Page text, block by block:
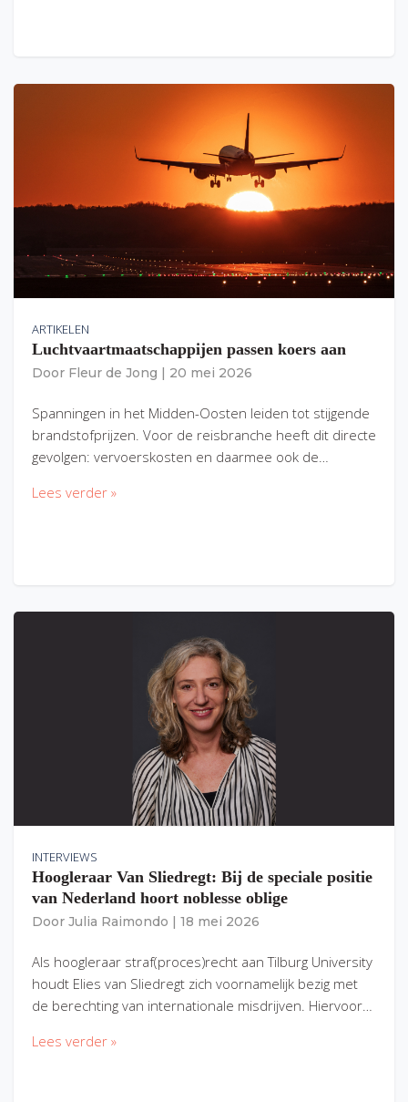
ARTIKELEN
Luchtvaartmaatschappijen passen koers aan
Door Fleur de Jong 20 mei 2026
Spanningen in het Midden-Oosten leiden tot stijgende
brandstofprijzen. Voor de reisbranche heeft dit directe
gevolgen: vervoerskosten en daarmee ook de…
Lees verder »
INTERVIEWS
Hoogleraar Van Sliedregt: Bij de speciale positie
van Nederland hoort noblesse oblige
Door Julia Raimondo 18 mei 2026
Als hoogleraar straf(proces)recht aan Tilburg University
houdt Elies van Sliedregt zich voornamelijk bezig met
de berechting van internationale misdrijven. Hiervoor…
Lees verder »